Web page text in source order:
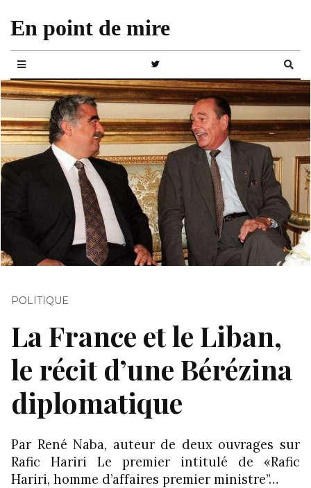
En point de mire
POLITIQUE
La France et le Liban,
le récit d’une Bérézina
diplomatique
Par René Naba, auteur de deux ouvrages sur
Rafic Hariri Le premier intitulé de «Rafic
Hariri, homme d’affaires premier ministre”…